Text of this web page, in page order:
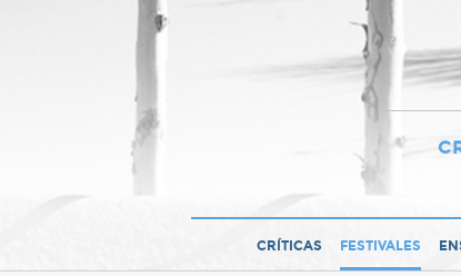
CRÍTICAS FESTIVALES